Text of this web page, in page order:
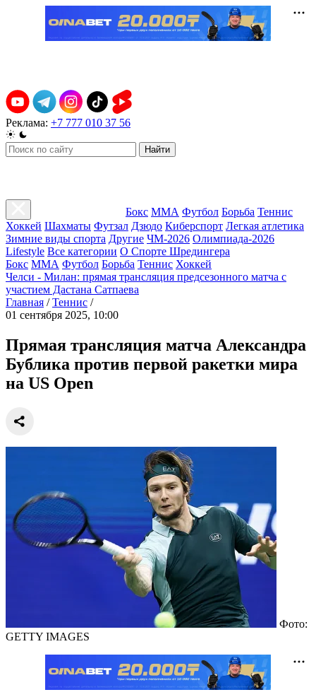
Реклама: +7 777 010 37 56
Найти
Бокс ММА Футбол Борьба Теннис
Хоккей Шахматы Футзал Дзюдо Киберспорт Легкая атлетика
Зимние виды спорта Другие ЧМ-2026 Олимпиада-2026
Lifestyle Все категории О Спорте Шредингера
Бокс ММА Футбол Борьба Теннис Хоккей
Челси - Милан: прямая трансляция предсезонного матча с
участием Дастана Сатпаева
Главная / Теннис /
01 сентября 2025, 10:00
Прямая трансляция матча Александра
Бублика против первой ракетки мира
на US Open
Фото:
GETTY IMAGES